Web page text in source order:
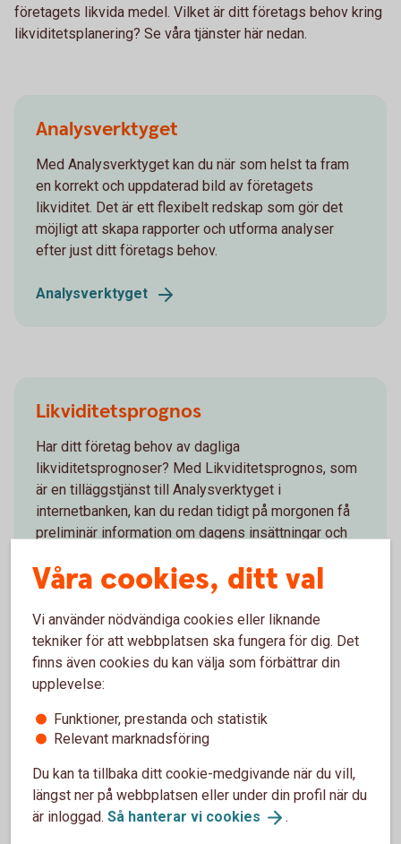
företagets likvida medel. Vilket är ditt företags behov kring
likviditetsplanering? Se våra tjänster här nedan.
Analysverktyget
Med Analysverktyget kan du när som helst ta fram
en korrekt och uppdaterad bild av företagets
likviditet. Det är ett flexibelt redskap som gör det
möjligt att skapa rapporter och utforma analyser
efter just ditt företags behov.
Analysverktyget
Likviditetsprognos
Har ditt företag behov av dagliga
likviditetsprognoser? Med Likviditetsprognos, som
är en tilläggstjänst till Analysverktyget i
internetbanken, kan du redan tidigt på morgonen få
preliminär information om dagens insättningar och
Likviditetsöversikten
Likviditetsöversikten ger en överblick över hela
företagets eller koncernens likviditet och
kassaflöde, samlad i en och samma vy.
Våra cookies, ditt val
Vi använder nödvändiga cookies eller liknande
tekniker för att webbplatsen ska fungera för dig. Det
finns även cookies du kan välja som förbättrar din
upplevelse:
Funktioner, prestanda och statistik
Relevant marknadsföring
Du kan ta tillbaka ditt cookie-medgivande när du vill,
längst ner på webbplatsen eller under din profil när du
är inloggad. Så hanterar vi cookies .